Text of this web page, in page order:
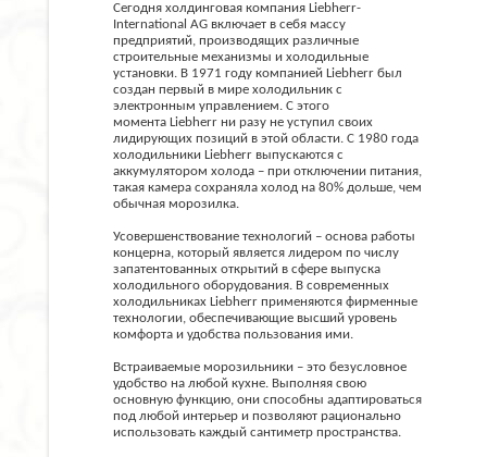
Сегодня холдинговая компания Liebherr-
International AG включает в себя массу
предприятий, производящих различные
строительные механизмы и холодильные
установки. В 1971 году компанией Liebherr был
создан первый в мире холодильник с
электронным управлением. С этого
момента Liebherr ни разу не уступил своих
лидирующих позиций в этой области. С 1980 года
холодильники Liebherr выпускаются с
аккумулятором холода – при отключении питания,
такая камера сохраняла холод на 80% дольше, чем
обычная морозилка.
Усовершенствование технологий – основа работы
концерна, который является лидером по числу
запатентованных открытий в сфере выпуска
холодильного оборудования. В современных
холодильниках Liebherr применяются фирменные
технологии, обеспечивающие высший уровень
комфорта и удобства пользования ими.
Встраиваемые морозильники – это безусловное
удобство на любой кухне. Выполняя свою
основную функцию, они способны адаптироваться
под любой интерьер и позволяют рационально
использовать каждый сантиметр пространства.